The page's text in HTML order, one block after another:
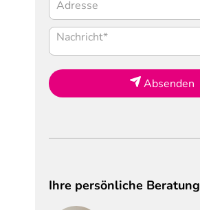
Absenden
Ihre persönliche Beratung